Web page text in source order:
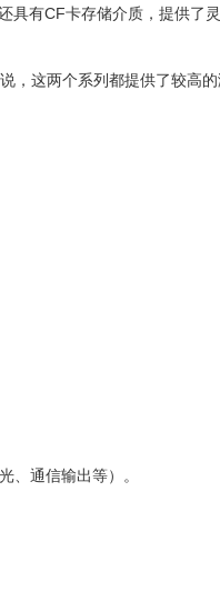
有CF卡存储介质，提供了灵
这两个系列都提供了较高
、通信输出等）。